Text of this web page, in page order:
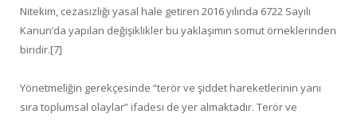
Nitekim, cezasızlığı yasal hale getiren 2016 yılında 6722 Sayılı
Kanun’da yapılan değişiklikler bu yaklaşımın somut örneklerinden
biridir.[7]
Yönetmeliğin gerekçesinde “terör ve şiddet hareketlerinin yanı
sıra toplumsal olaylar” ifadesi de yer almaktadır. Terör ve